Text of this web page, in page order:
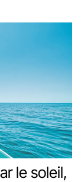
le soleil,